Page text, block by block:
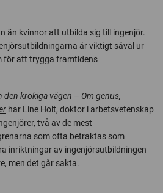
än kvinnor att utbilda sig till ingenjör.
är viktigt såväl ur
för att trygga framtidens
den krokiga vägen – Om genus,
har Line Holt, doktor i arbetsvetenskap
två av de mest
som ofta betraktas som
inriktningar av ingenjörsutbildningen
men det går sakta.